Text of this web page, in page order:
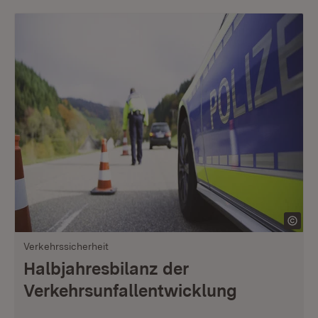
Verkehrssicherheit
Halbjahresbilanz der
Verkehrsunfallentwicklung